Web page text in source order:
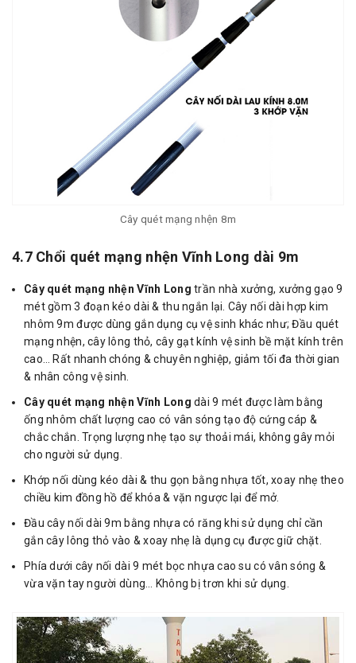
Cây quét mạng nhện 8m
4.7 Chổi quét mạng nhện Vĩnh Long dài 9m
Cây quét mạng nhện Vĩnh Long trần nhà xưởng, xưởng gạo 9
mét gồm 3 đoạn kéo dài & thu ngắn lại. Cây nối dài hợp kim
nhôm 9m được dùng gắn dụng cụ vệ sinh khác như; Đầu quét
mạng nhện, cây lông thỏ, cây gạt kính vệ sinh bề mặt kính trên
cao… Rất nhanh chóng & chuyên nghiệp, giảm tối đa thời gian
& nhân công vệ sinh.
Cây quét mạng nhện Vĩnh Long dài 9 mét được làm bằng
ống nhôm chất lượng cao có vân sóng tạo độ cứng cáp &
chắc chắn. Trọng lượng nhẹ tạo sự thoải mái, không gây mỏi
cho người sử dụng.
Khớp nối dùng kéo dài & thu gọn bằng nhựa tốt, xoay nhẹ theo
chiều kim đồng hồ để khóa & vặn ngược lại để mở.
Đầu cây nối dài 9m bằng nhựa có răng khi sử dụng chỉ cần
gắn cây lông thỏ vào & xoay nhẹ là dụng cụ được giữ chặt.
Phía dưới cây nối dài 9 mét bọc nhựa cao su có vân sóng &
vừa vặn tay người dùng… Không bị trơn khi sử dụng.